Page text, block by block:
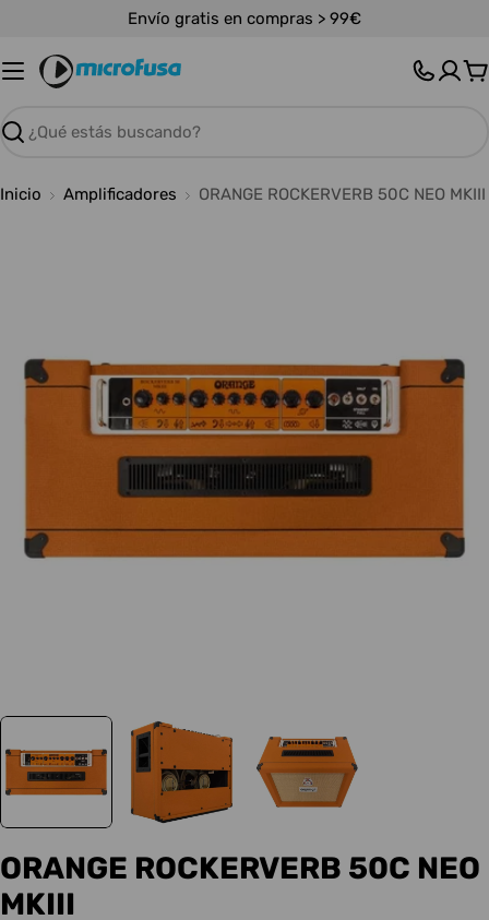
contenido
Envío gratis en compras > 99€
Buscar
Inicio Amplificadores ORANGE ROCKERVERB 50C NEO MKIII
medios 0 en modal
ORANGE ROCKERVERB 50C NEO
MKIII